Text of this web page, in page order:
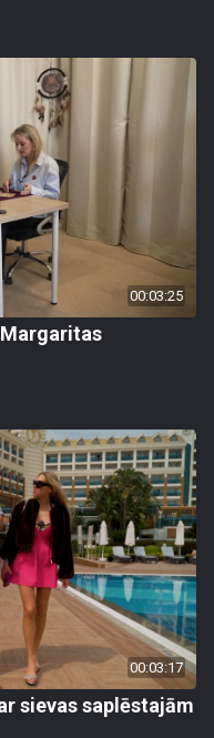
00:03:25
00:03:17
sievas saplēstajām